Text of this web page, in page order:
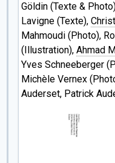
Göldin (Texte &
Lavigne (Texte),
Mahmoudi (Photo),
(Illustration), Ahmad
Yves Schneeberger
Michèle Vernex
Auderset, Patrick